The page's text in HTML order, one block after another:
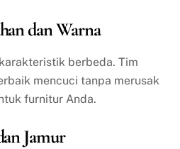
dan Warna
berbeda. Tim
mencuci tanpa merusak
furnitur Anda.
Jamur